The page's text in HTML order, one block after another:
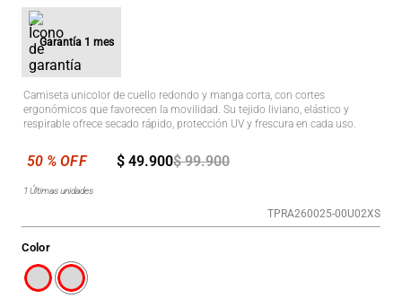
Garantía 1 mes
Camiseta unicolor de cuello redondo y manga corta, con cortes
ergonómicos que favorecen la movilidad. Su tejido liviano, elástico y
respirable ofrece secado rápido, protección UV y frescura en cada uso.
$ 99.900
$ 49.900
1 Últimas unidades
TPRA260025-00U02XS
Color